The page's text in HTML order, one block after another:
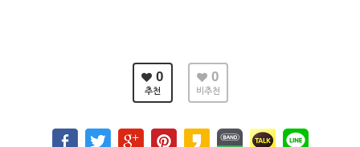
0
추천
0
비추천